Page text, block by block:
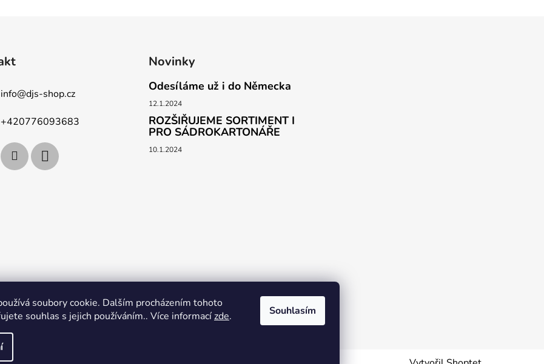
soubory cookie. Dalším procházením tohoto
souhlas s jejich používáním.. Více informacízde. Souhlasím
info@djs-shop.cz
+420776093683
Novinky
Odesíláme už i do Německa
12.1.2024
ROZŠIŘUJEME SORTIMENT I
PRO SÁDROKARTONÁŘE
10.1.2024
Obchodní podmínky Podpoř nás na YouTube Věrnostní program DJS